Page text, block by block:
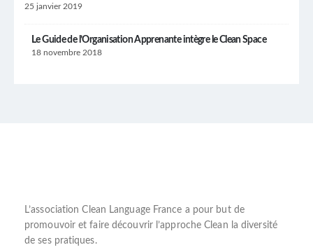
25 janvier 2019
Le Guide de l’Organisation Apprenante intègre le Clean Space
18 novembre 2018
L’association Clean Language France a pour but de
promouvoir et faire découvrir l’approche Clean la diversité
de ses pratiques.